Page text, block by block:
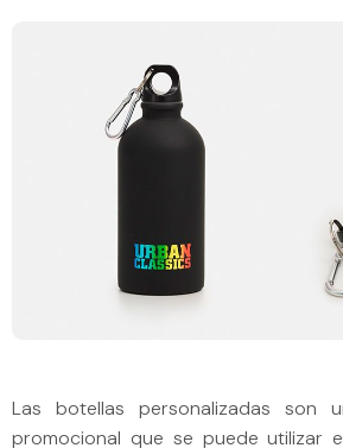
Las botellas personalizadas son
promocional que se puede utilizar